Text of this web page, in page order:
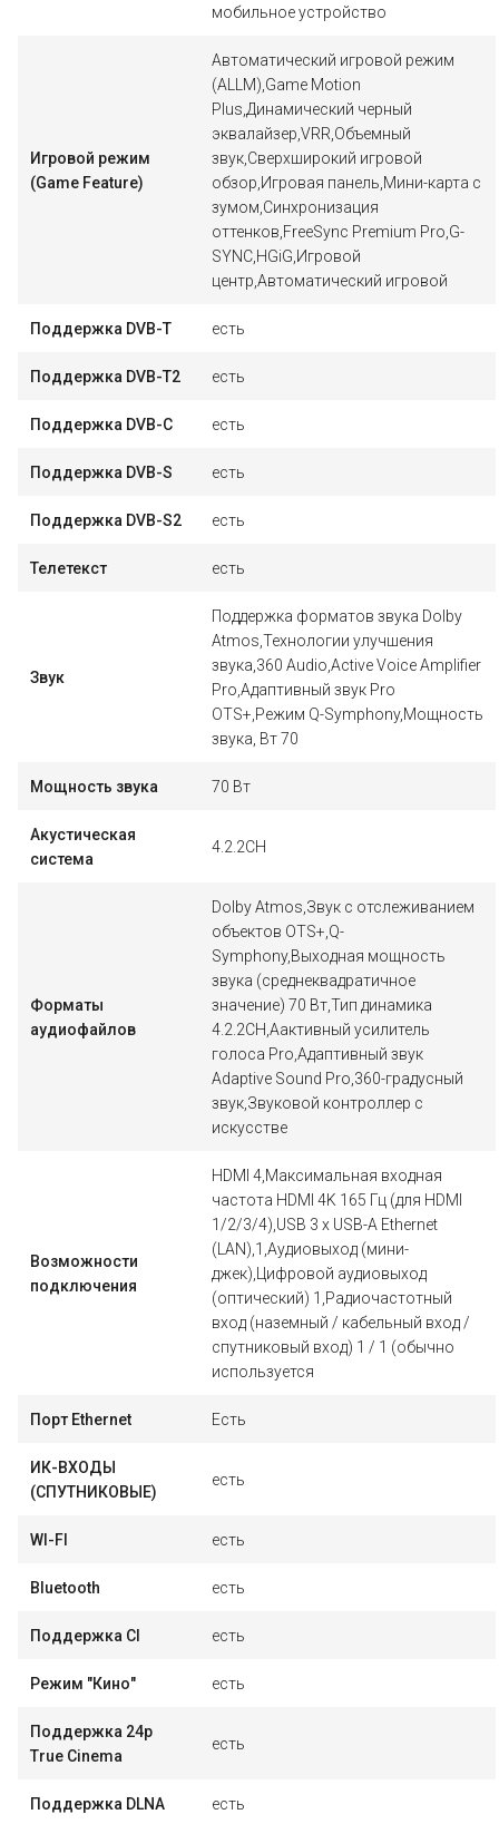
мобильное устройство
Игровой режим
(Game Feature)
Автоматический игровой режим
(ALLM),Game Motion
Plus,Динамический черный
эквалайзер,VRR,Объемный
звук,Сверхширокий игровой
обзор,Игровая панель,Мини-карта с
зумом,Синхронизация
оттенков,FreeSync Premium Pro,G-
SYNC,HGiG,Игровой
центр,Автоматический игровой
Поддержка DVB-T есть
Поддержка DVB-T2 есть
Поддержка DVB-C есть
Поддержка DVB-S есть
Поддержка DVB-S2 есть
Телетекст есть
Звук
Поддержка форматов звука Dolby
Atmos,Технологии улучшения
звука,360 Audio,Active Voice Amplifier
Pro,Адаптивный звук Pro
OTS+,Режим Q-Symphony,Мощность
звука, Вт 70
Мощность звука 70 Вт
Акустическая
система
4.2.2CH
Форматы
аудиофайлов
Dolby Atmos,Звук с отслеживанием
объектов OTS+,Q-
Symphony,Выходная мощность
звука (среднеквадратичное
значение) 70 Вт,Тип динамика
4.2.2CH,Аактивный усилитель
голоса Pro,Адаптивный звук
Adaptive Sound Pro,360-градусный
звук,Звуковой контроллер с
искусстве
Возможности
подключения
HDMI 4,Максимальная входная
частота HDMI 4K 165 Гц (для HDMI
1/2/3/4),USB 3 x USB-A Ethernet
(LAN),1,Аудиовыход (мини-
джек),Цифровой аудиовыход
(оптический) 1,Радиочастотный
вход (наземный / кабельный вход /
спутниковый вход) 1 / 1 (обычно
используется
Порт Ethernet Есть
ИК-ВХОДЫ
(СПУТНИКОВЫЕ)
есть
WI-FI есть
Bluetooth есть
Поддержка CI есть
Режим "Кино" есть
Поддержка 24p
True Cinema
есть
Поддержка DLNA есть